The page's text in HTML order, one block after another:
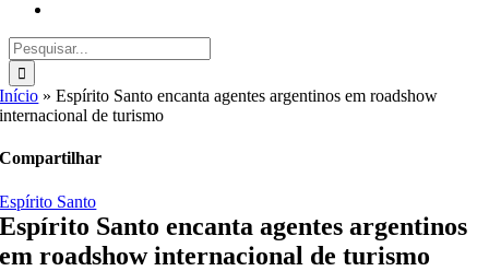
Buscar
resultados
para:
Início »Espírito Santo encanta agentes argentinos em roadshow
internacional de turismo
Compartilhar
Espírito Santo
Espírito Santo encanta agentes argentinos
em roadshow internacional de turismo